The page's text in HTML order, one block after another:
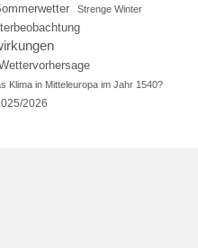
Strenge Winter
Klima in Mitteleuropa im Jahr 1540?
2026